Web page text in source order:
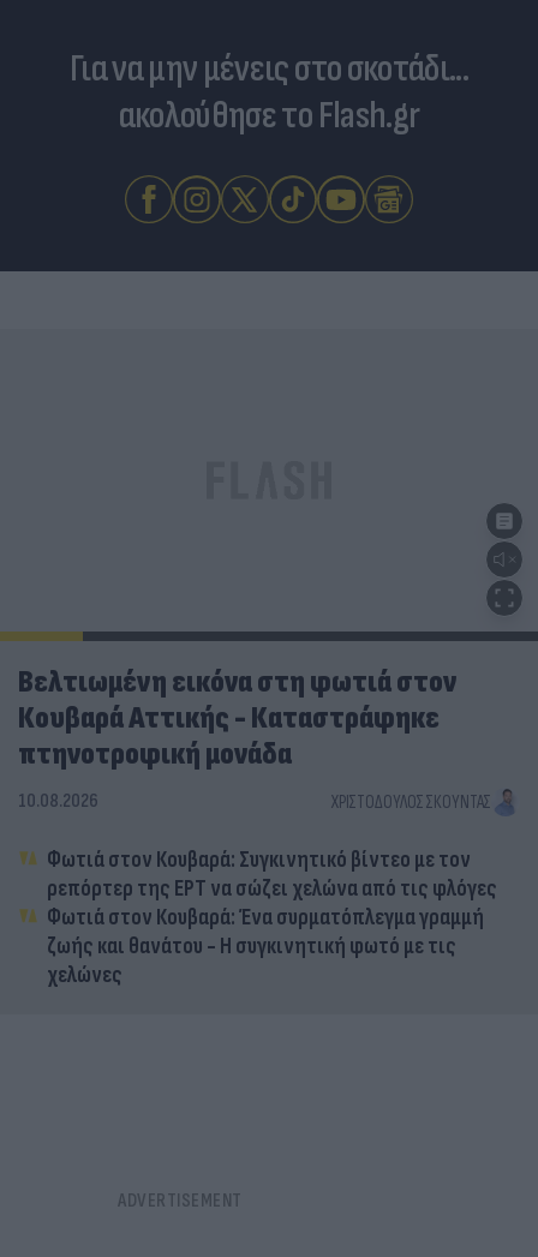
Για να μην μένεις στο σκοτάδι...
ακολούθησε το Flash.gr
Βελτιωμένη εικόνα στη φωτιά στον
Κουβαρά Αττικής - Καταστράφηκε
πτηνοτροφική μονάδα
10.08.2026 ΧΡΙΣΤΌΔΟΥΛΟΣ ΣΚΟΎΝΤΑΣ
Φωτιά στον Κουβαρά: Συγκινητικό βίντεο με τον
ρεπόρτερ της ΕΡΤ να σώζει χελώνα από τις φλόγες
Φωτιά στον Κουβαρά: Ένα συρματόπλεγμα γραμμή
ζωής και θανάτου - Η συγκινητική φωτό με τις
χελώνες